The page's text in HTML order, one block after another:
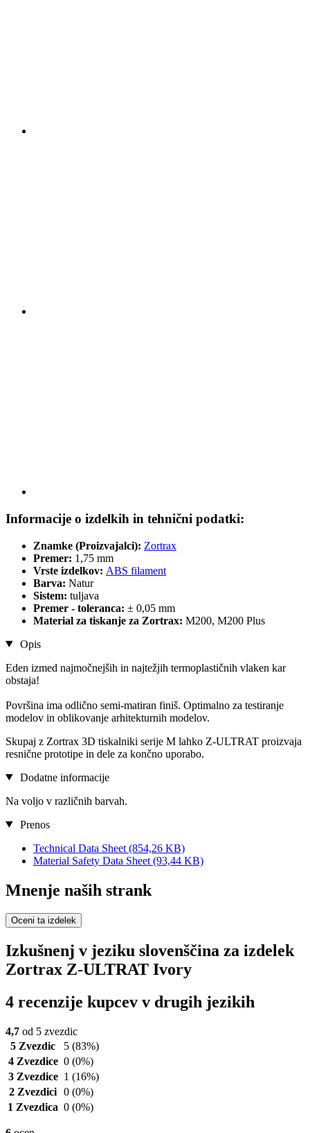
Informacije o izdelkih in tehnični podatki:
Znamke (Proizvajalci): Zortrax
Premer: 1,75 mm
Vrste izdelkov: ABS filament
Barva: Natur
Sistem: tuljava
Premer - toleranca: ± 0,05 mm
Material za tiskanje za Zortrax: M200, M200 Plus
Opis
Eden izmed najmočnejših in najtežjih termoplastičnih vlaken kar
obstaja!
Površina ima odlično semi-matiran finiš. Optimalno za testiranje
modelov in oblikovanje arhitekturnih modelov.
Skupaj z Zortrax 3D tiskalniki serije M lahko Z-ULTRAT proizvaja
resnične prototipe in dele za končno uporabo.
Dodatne informacije
Na voljo v različnih barvah.
Prenos
Technical Data Sheet (854,26 KB)
Material Safety Data Sheet (93,44 KB)
Mnenje naših strank
Oceni ta izdelek
Izkušnenj v jeziku slovenščina za izdelek
Zortrax Z-ULTRAT Ivory
4 recenzije kupcev v drugih jezikih
4,7 od 5 zvezdic
5 Zvezdic
5 (83%)
4 Zvezdice 0 (0%)
3 Zvezdice 1 (16%)
2 Zvezdici 0 (0%)
1 Zvezdica 0 (0%)